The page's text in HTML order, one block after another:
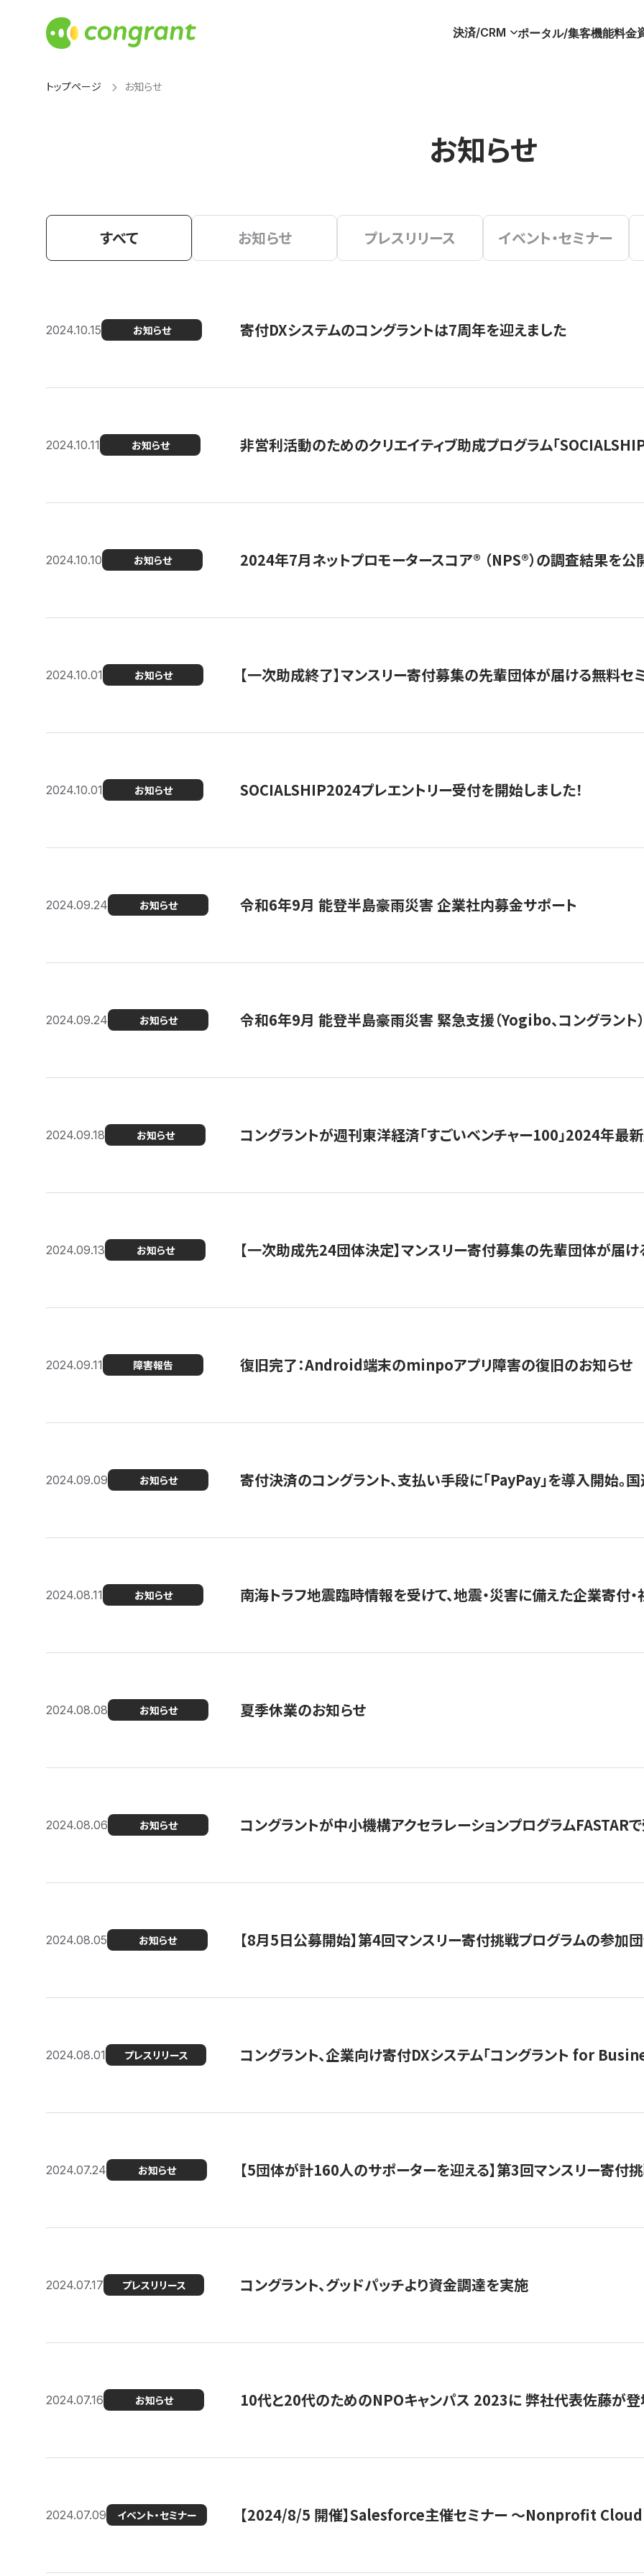
決済/CRM ポータル/集客機能料金
トップページ お知らせ
お知らせ
すべて お知らせ プレスリリース イベント・セミナー
2024.10.15 お知らせ 寄付DXシステムのコングラントは7周年を迎えました
2024.10.11 お知らせ 非営利活動のためのクリエイティブ助成プログラム「
2024.10.10 お知らせ 2024年7月ネットプロモータースコア®︎ （NPS®︎）の調査結果を公
2024.10.01 お知らせ 【一次助成終了】マンスリー寄付募集の先輩団体が届ける無料セ
2024.10.01 お知らせ SOCIALSHIP2024プレエントリー受付を開始しました！
2024.09.24 お知らせ 令和6年9月 能登半島豪雨災害 企業社内募金サポート
2024.09.24 お知らせ 令和6年9月 能登半島豪雨災害 緊急支援（Yogibo、コングラント）
2024.09.18 お知らせ コングラントが週刊東洋経済「すごいベンチャー100」2024年最
2024.09.13 お知らせ 【一次助成先24団体決定】マンスリー寄付募集の先輩団体が届
2024.09.11 障害報告 復旧完了：Android端末のminpoアプリ障害の復旧のお知らせ
2024.09.09 お知らせ 寄付決済のコングラント、支払い手段に「PayPay」を導入開始。
2024.08.11 お知らせ 南海トラフ地震臨時情報を受けて、地震・災害に備えた企業寄付
2024.08.08 お知らせ 夏季休業のお知らせ
2024.08.06 お知らせ コングラントが中小機構アクセラレーションプログラムFASTAR
2024.08.05 お知らせ 【8月5日公募開始】第4回マンスリー寄付挑戦プログラムの参加
2024.08.01 プレスリリース コングラント、企業向け寄付DXシステム「コングラント for
2024.07.24 お知らせ 【5団体が計160人のサポーターを迎える】​​第3回マンスリー寄付
2024.07.17 プレスリリース コングラント、グッドパッチより資金調達を実施
2024.07.16 お知らせ 10代と20代のためのNPOキャンパス 2023に 弊社代表佐藤が
2024.07.09 イベント・セミナー 【2024/8/5 開催】Salesforce主催セミナー 〜Nonprofit